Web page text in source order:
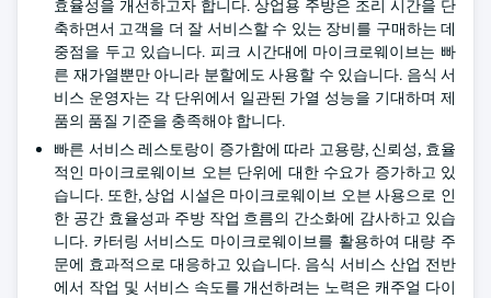
효율성을 개선하고자 합니다. 상업용 주방은 조리 시간을 단
축하면서 고객을 더 잘 서비스할 수 있는 장비를 구매하는 데
중점을 두고 있습니다. 피크 시간대에 마이크로웨이브는 빠
른 재가열뿐만 아니라 분할에도 사용할 수 있습니다. 음식 서
비스 운영자는 각 단위에서 일관된 가열 성능을 기대하며 제
품의 품질 기준을 충족해야 합니다.
빠른 서비스 레스토랑이 증가함에 따라 고용량, 신뢰성, 효율
적인 마이크로웨이브 오븐 단위에 대한 수요가 증가하고 있
습니다. 또한, 상업 시설은 마이크로웨이브 오븐 사용으로 인
한 공간 효율성과 주방 작업 흐름의 간소화에 감사하고 있습
니다. 카터링 서비스도 마이크로웨이브를 활용하여 대량 주
문에 효과적으로 대응하고 있습니다. 음식 서비스 산업 전반
에서 작업 및 서비스 속도를 개선하려는 노력은 캐주얼 다이